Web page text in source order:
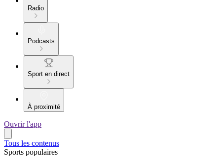
Radio
Podcasts
Sport en direct
À proximité
Ouvrir l'app
Tous les contenus
Sports populaires